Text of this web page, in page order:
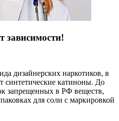
зависимости!
дизайнерских наркотиков, в
синтетические катиноны. До
запрещенных в РФ веществ,
для соли с маркировкой